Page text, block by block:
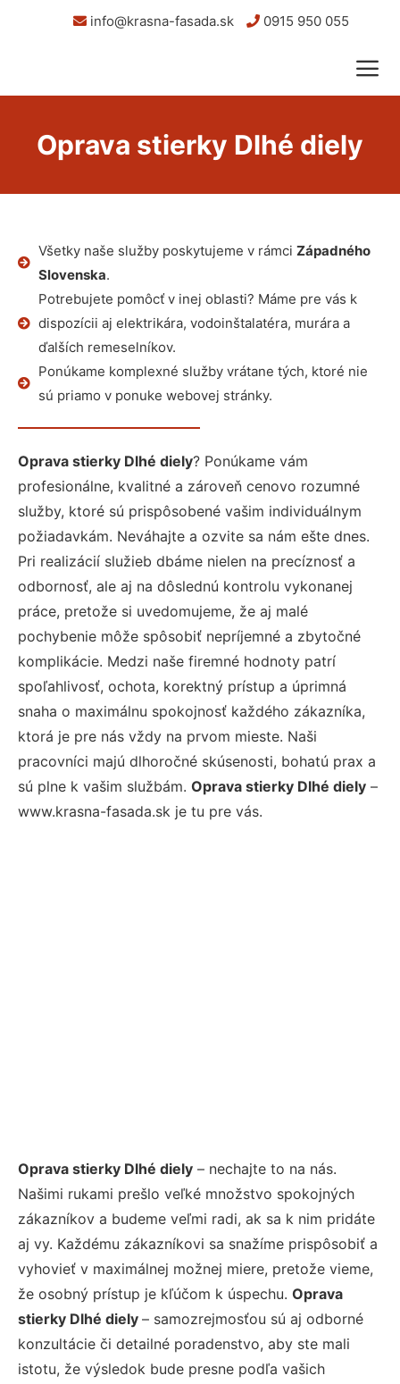
info@krasna-fasada.sk 0915 950 055
Oprava stierky Dlhé diely
Všetky naše služby poskytujeme v rámci Západného
Slovenska.
Potrebujete pomôcť v inej oblasti? Máme pre vás k
dispozícii aj elektrikára, vodoinštalatéra, murára a
ďalších remeselníkov.
Ponúkame komplexné služby vrátane tých, ktoré nie
sú priamo v ponuke webovej stránky.
Oprava stierky Dlhé diely? Ponúkame vám
profesionálne, kvalitné a zároveň cenovo rozumné
služby, ktoré sú prispôsobené vašim individuálnym
požiadavkám. Neváhajte a ozvite sa nám ešte dnes.
Pri realizácií služieb dbáme nielen na precíznosť a
odbornosť, ale aj na dôslednú kontrolu vykonanej
práce, pretože si uvedomujeme, že aj malé
pochybenie môže spôsobiť nepríjemné a zbytočné
komplikácie. Medzi naše firemné hodnoty patrí
spoľahlivosť, ochota, korektný prístup a úprimná
snaha o maximálnu spokojnosť každého zákazníka,
ktorá je pre nás vždy na prvom mieste. Naši
pracovníci majú dlhoročné skúsenosti, bohatú prax a
sú plne k vašim službám. Oprava stierky Dlhé diely –
www.krasna-fasada.sk je tu pre vás.
Oprava stierky Dlhé diely – nechajte to na nás.
Našimi rukami prešlo veľké množstvo spokojných
zákazníkov a budeme veľmi radi, ak sa k nim pridáte
aj vy. Každému zákazníkovi sa snažíme prispôsobiť a
vyhovieť v maximálnej možnej miere, pretože vieme,
že osobný prístup je kľúčom k úspechu. Oprava
stierky Dlhé diely – samozrejmosťou sú aj odborné
konzultácie či detailné poradenstvo, aby ste mali
istotu, že výsledok bude presne podľa vašich